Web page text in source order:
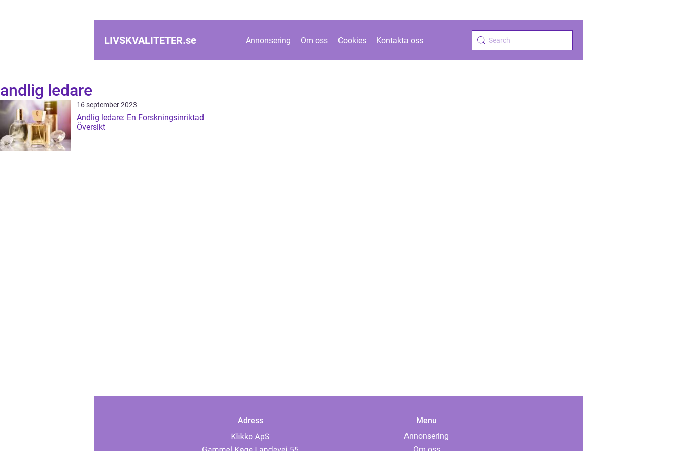
LIVSKVALITETER.se Annonsering Om oss Cookies Kontakta oss
andlig ledare
16 september 2023
Andlig ledare: En Forskningsinriktad
Översikt
Adress
Menu
Annonsering